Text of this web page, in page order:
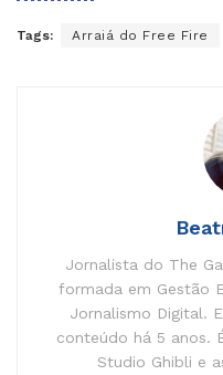
Tags: Arraiá do Free Fire
Jornalista do The
formada em Gestão
Jornalismo Digital.
conteúdo há 5 anos.
Studio Ghibli e